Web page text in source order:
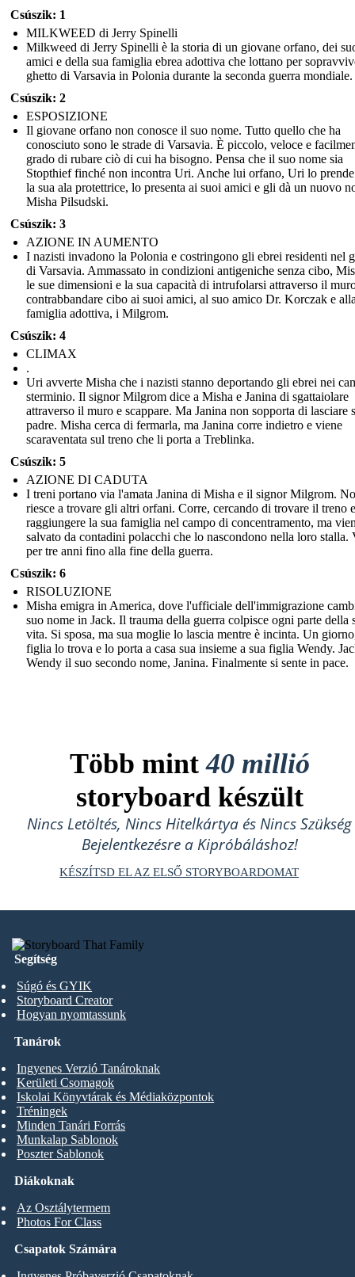
Csúszik: 1
MILKWEED di Jerry Spinelli
Milkweed di Jerry Spinelli è la storia di un giovane orfano, dei
amici e della sua famiglia ebrea adottiva che lottano per
ghetto di Varsavia in Polonia durante la seconda guerra mondiale.
Csúszik: 2
ESPOSIZIONE
Il giovane orfano non conosce il suo nome. Tutto quello che ha
conosciuto sono le strade di Varsavia. È piccolo, veloce e
grado di rubare ciò di cui ha bisogno. Pensa che il suo nome sia
Stopthief finché non incontra Uri. Anche lui orfano, Uri lo
la sua ala protettrice, lo presenta ai suoi amici e gli dà un nuovo
Misha Pilsudski.
Csúszik: 3
AZIONE IN AUMENTO
I nazisti invadono la Polonia e costringono gli ebrei residenti nel
di Varsavia. Ammassato in condizioni antigeniche senza cibo,
le sue dimensioni e la sua capacità di intrufolarsi attraverso il
contrabbandare cibo ai suoi amici, al suo amico Dr. Korczak e
famiglia adottiva, i Milgrom.
Csúszik: 4
CLIMAX
.
Uri avverte Misha che i nazisti stanno deportando gli ebrei nei
sterminio. Il signor Milgrom dice a Misha e Janina di sgattaiolare
attraverso il muro e scappare. Ma Janina non sopporta di lasciare
padre. Misha cerca di fermarla, ma Janina corre indietro e viene
scaraventata sul treno che li porta a Treblinka.
Csúszik: 5
AZIONE DI CADUTA
I treni portano via l'amata Janina di Misha e il signor Milgrom.
riesce a trovare gli altri orfani. Corre, cercando di trovare il treno e
raggiungere la sua famiglia nel campo di concentramento, ma
salvato da contadini polacchi che lo nascondono nella loro stalla.
per tre anni fino alla fine della guerra.
Csúszik: 6
RISOLUZIONE
Misha emigra in America, dove l'ufficiale dell'immigrazione
suo nome in Jack. Il trauma della guerra colpisce ogni parte della
vita. Si sposa, ma sua moglie lo lascia mentre è incinta. Un
figlia lo trova e lo porta a casa sua insieme a sua figlia Wendy.
Wendy il suo secondo nome, Janina. Finalmente si sente in pace.
Több mint40 millió
storyboard készült
Nincs Letöltés, Nincs Hitelkártya és Nincs Szükség
Bejelentkezésre a Kipróbáláshoz!
KÉSZÍTSD EL AZ ELSŐ STORYBOARDOMAT
Segítség
Súgó és GYIK
Storyboard Creator
Hogyan nyomtassunk
Diákoknak
Az Osztálytermem
Photos For Class
Tanárok
Ingyenes Verzió Tanároknak
Kerületi Csomagok
Iskolai Könyvtárak és Médiaközpontok
Tréningek
Minden Tanári Forrás
Munkalap Sablonok
Poszter Sablonok
Csapatok Számára